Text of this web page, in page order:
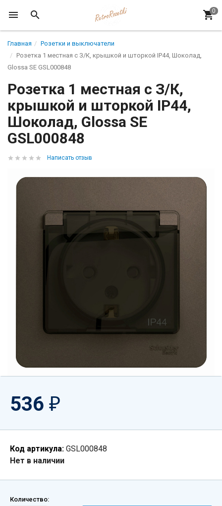
Главная
Розетки и выключатели
Розетка 1 местная с З/К, крышкой и шторкой IP44, Шоколад,
Glossa SE GSL000848
Розетка 1 местная с З/К,
крышкой и шторкой IP44,
Шоколад, Glossa SE
GSL000848
Написать отзыв
536 ₽
Код артикула: GSL000848
Нет в наличии
Количество: